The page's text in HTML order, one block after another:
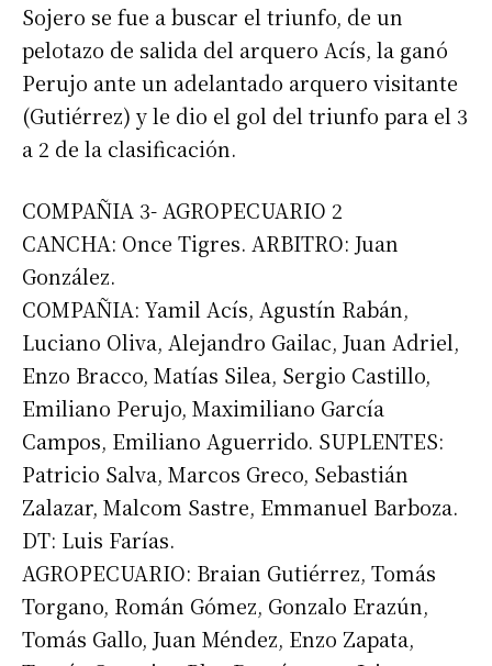
Sojero se fue a buscar el triunfo, de un
pelotazo de salida del arquero Acís, la ganó
Perujo ante un adelantado arquero visitante
(Gutiérrez) y le dio el gol del triunfo para el 3
a 2 de la clasificación.
COMPAÑIA 3- AGROPECUARIO 2
CANCHA: Once Tigres. ARBITRO: Juan
González.
COMPAÑIA: Yamil Acís, Agustín Rabán,
Luciano Oliva, Alejandro Gailac, Juan Adriel,
Enzo Bracco, Matías Silea, Sergio Castillo,
Emiliano Perujo, Maximiliano García
Campos, Emiliano Aguerrido. SUPLENTES:
Patricio Salva, Marcos Greco, Sebastián
Zalazar, Malcom Sastre, Emmanuel Barboza.
DT: Luis Farías.
AGROPECUARIO: Braian Gutiérrez, Tomás
Torgano, Román Gómez, Gonzalo Erazún,
Tomás Gallo, Juan Méndez, Enzo Zapata,